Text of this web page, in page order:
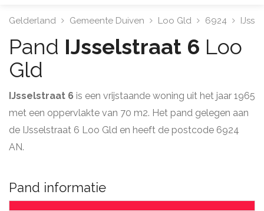
Gelderland Gemeente Duiven Loo Gld 6924
Pand IJsselstraat 6 Loo
Gld
IJsselstraat 6 is een vrijstaande woning uit het jaar 1965
met een oppervlakte van 70 m2. Het pand gelegen aan
de IJsselstraat 6 Loo Gld en heeft de postcode 6924
AN.
Pand informatie